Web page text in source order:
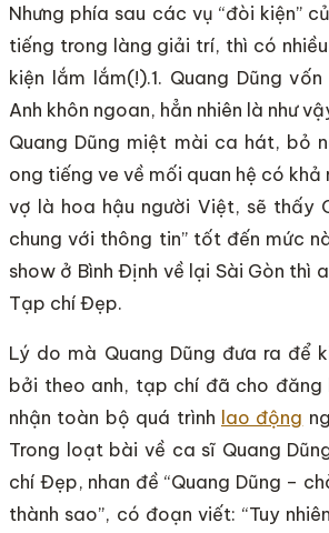
Nhưng phía sau các vụ “đòi kiện”
tiếng trong làng giải trí, thì có
kiện lắm lắm(!).1. Quang Dũng
Anh khôn ngoan, hẳn nhiên là như
Quang Dũng miệt mài ca hát, bỏ
ong tiếng ve về mối quan hệ có khả
vợ là hoa hậu người Việt, sẽ thấy
chung với thông tin” tốt đến mức
show ở Bình Định về lại Sài Gòn thì
Tạp chí Đẹp.
Lý do mà Quang Dũng đưa ra để
bởi theo anh, tạp chí đã cho đăng
nhận toàn bộ quá trình lao động
Trong loạt bài về ca sĩ Quang
chí Đẹp, nhan đề “Quang Dũng –
thành sao”, có đoạn viết: “Tuy